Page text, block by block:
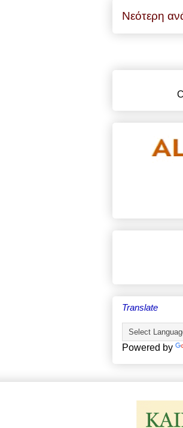
Νεότερη
Translate
Powered by